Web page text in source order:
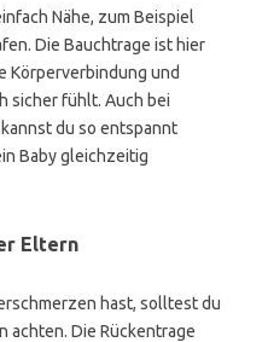
Nähe, zum Beispiel
Die Bauchtrage ist hier
Körperverbindung und
sicher fühlt. Auch bei
du so entspannt
Baby gleichzeitig
Eltern
hast, solltest du
achten. Die Rückentrage